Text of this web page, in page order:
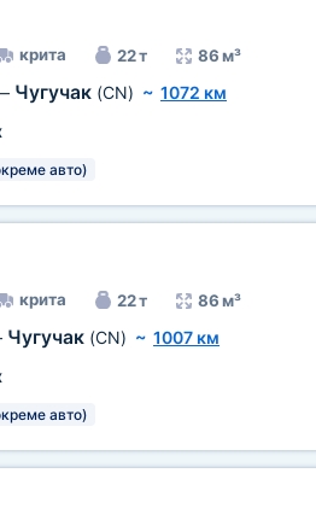
крита 22 т 86 м³
Чугучак (CN) ~ 1072 км
авто)
крита 22 т 86 м³
Чугучак (CN) ~ 1007 км
авто)